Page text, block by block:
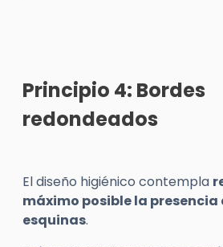
Principio 4: Bordes
redondeados
El diseño higiénico contempla
máximo posible la presencia
esquinas.